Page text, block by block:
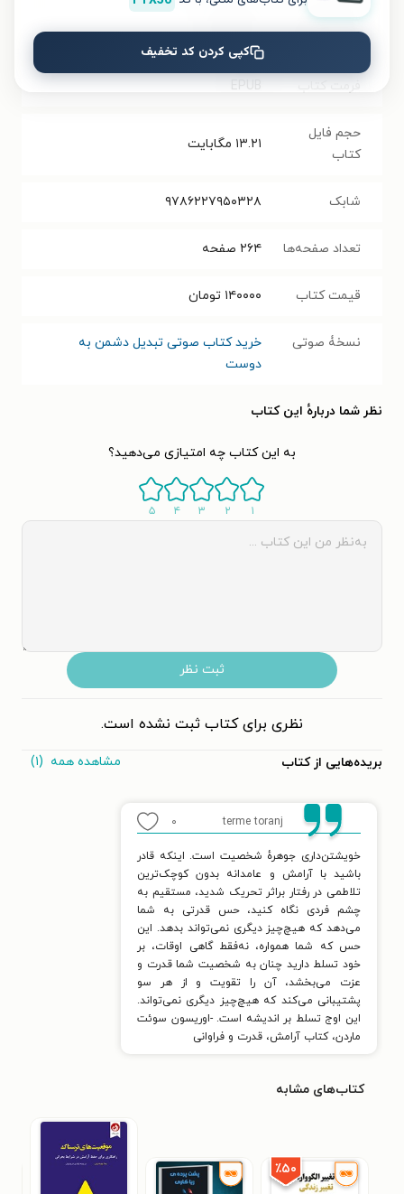
سال انتشار
۱۴۰۱/۰۳/۱۴
فرمت کتاب EPUB
حجم فایل
کتاب
۱۳.۲۱ مگابایت
شابک ۹۷۸۶۲۲۷۹۵۰۳۲۸
تعداد صفحه‌ها ۲۶۴ صفحه
قیمت کتاب ۱۴۰۰۰۰ تومان
نسخۀ صوتی
خرید کتاب صوتی تبدیل دشمن به
دوست
نظر شما دربارهٔ این کتاب
به این کتاب چه امتیازی می‌دهید؟
۱ ۲ ۳ ۴ ۵
ثبت نظر
نظری برای کتاب ثبت نشده است.
بریده‌هایی از کتاب مشاهده همه (۱)
terme toranj ۰
خویشتن‌داری جوهرهٔ شخصیت است. اینکه قادر
باشید با آرامش و عامدانه بدون کوچک‌ترین
تلاطمی در رفتار براثر تحریک شدید، مستقیم به
چشم فردی نگاه کنید، حس قدرتی به شما
می‌دهد که هیچ‌چیز دیگری نمی‌تواند بدهد. این
حس که شما همواره، نه‌فقط گاهی اوقات، بر
خود تسلط دارید چنان به شخصیت شما قدرت و
عزت می‌بخشد، آن را تقویت و از هر سو
پشتیبانی می‌کند که هیچ‌چیز دیگری نمی‌تواند.
این اوج تسلط بر اندیشه است. -اوریسون سوئت
ماردن، کتاب آرامش، قدرت و فراوانی
کتاب‌های مشابه
٪۵۰
کپی کردن کد تخفیف